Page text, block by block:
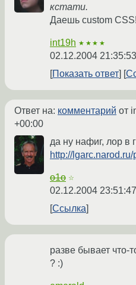
кстати.
Даешь custom
int19h ★★★★
02.12.2004
Показать ответ
Ответ на: комментарий от
+00:00
да ну нафиг, лор в
http://
o1o ☆
02.12.2004
Ссылка
разве бывает что-
? :)